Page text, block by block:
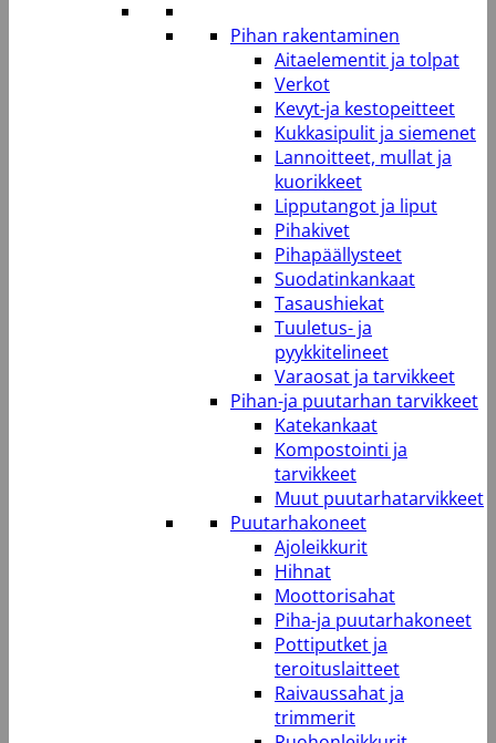
Pihan rakentaminen
Aitaelementit ja tolpat
Verkot
Kevyt-ja kestopeitteet
Kukkasipulit ja siemenet
Lannoitteet, mullat ja
kuorikkeet
Lipputangot ja liput
Pihakivet
Pihapäällysteet
Suodatinkankaat
Tasaushiekat
Tuuletus- ja
pyykkitelineet
Varaosat ja tarvikkeet
Pihan-ja puutarhan tarvikkeet
Katekankaat
Kompostointi ja
tarvikkeet
Muut puutarhatarvikkeet
Puutarhakoneet
Ajoleikkurit
Hihnat
Moottorisahat
Piha-ja puutarhakoneet
Pottiputket ja
teroituslaitteet
Raivaussahat ja
trimmerit